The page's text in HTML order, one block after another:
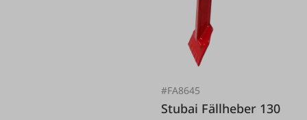
#FA8645
Stubai Fällheber 130